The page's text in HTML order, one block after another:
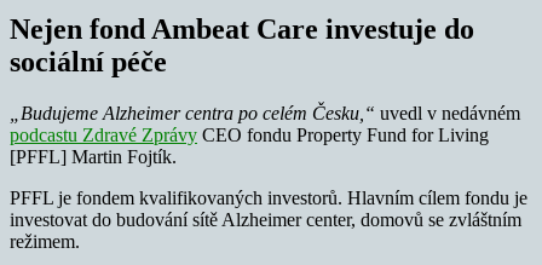
Nejen fond Ambeat Care investuje do
sociální péče
„Budujeme Alzheimer centra po celém Česku,“ uvedl v nedávném
podcastu Zdravé Zprávy CEO fondu Property Fund for Living
[PFFL] Martin Fojtík.
PFFL je fondem kvalifikovaných investorů. Hlavním cílem fondu je
investovat do budování sítě Alzheimer center, domovů se zvláštním
režimem.